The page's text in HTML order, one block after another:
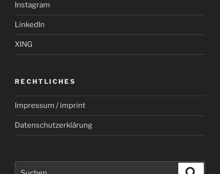
Instagram
LinkedIn
XING
RECHTLICHES
Impressum / imprint
Datenschutzerklärung